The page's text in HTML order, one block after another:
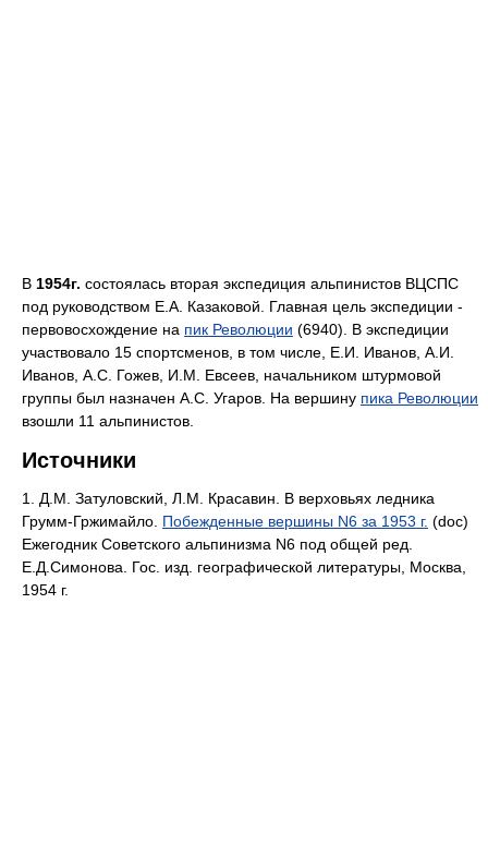
В 1954г. состоялась вторая экспедиция альпинистов ВЦСПС
под руководством Е.А. Казаковой. Главная цель экспедиции -
первовосхождение на пик Революции (6940). В экспедиции
участвовало 15 спортсменов, в том числе, Е.И. Иванов, А.И.
Иванов, А.С. Гожев, И.М. Евсеев, начальником штурмовой
группы был назначен А.С. Угаров. На вершину пика Революции
взошли 11 альпинистов.
Источники
1. Д.М. Затуловский, Л.М. Красавин. В верховьях ледника
Грумм-Гржимайло. Побежденные вершины N6 за 1953 г. (doc)
Ежегодник Советского альпинизма N6 под общей ред.
Е.Д.Симонова. Гос. изд. географической литературы, Москва,
1954 г.